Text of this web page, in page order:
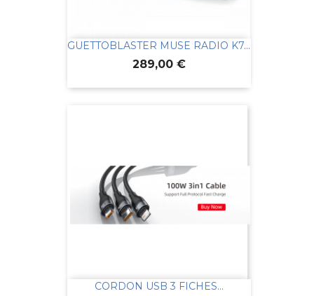
GUETTOBLASTER MUSE RADIO K7...
Prix
289,00 €
CORDON USB 3 FICHES...